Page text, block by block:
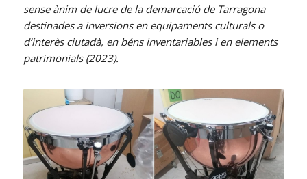
sense ànim de lucre de la demarcació de Tarragona
destinades a inversions en equipaments culturals o
d’interès ciutadà, en béns inventariables i en elements
patrimonials (2023).